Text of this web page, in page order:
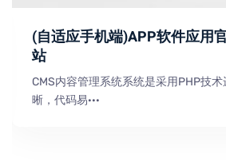
(自适应手机端)APP软件应用
站
CMS内容管理系统系统是采用PHP技
晰，代码易···